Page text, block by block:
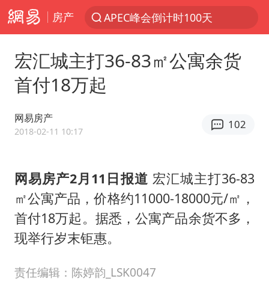
房产
APEC峰会倒计时100天
众星发文悼念秦焰
白海豚突然大拐弯 走出罕见路线
辽宁28名务农人员中暑死亡？官方辟谣
钟睒睒：必须限制电商平台权力
今日103只涨停股5只跌停股
中央气象台继续发布暴雨橙警
宏汇城主打36-83㎡公寓余货
首付18万起
网易房产
2018-02-11 10:17
102
网易房产2月11日报道 宏汇城主打36-83
㎡公寓产品，价格约11000-18000元/㎡，
首付18万起。据悉，公寓产品余货不多，
现举行岁末钜惠。
责任编辑：陈婷韵_LSK0047